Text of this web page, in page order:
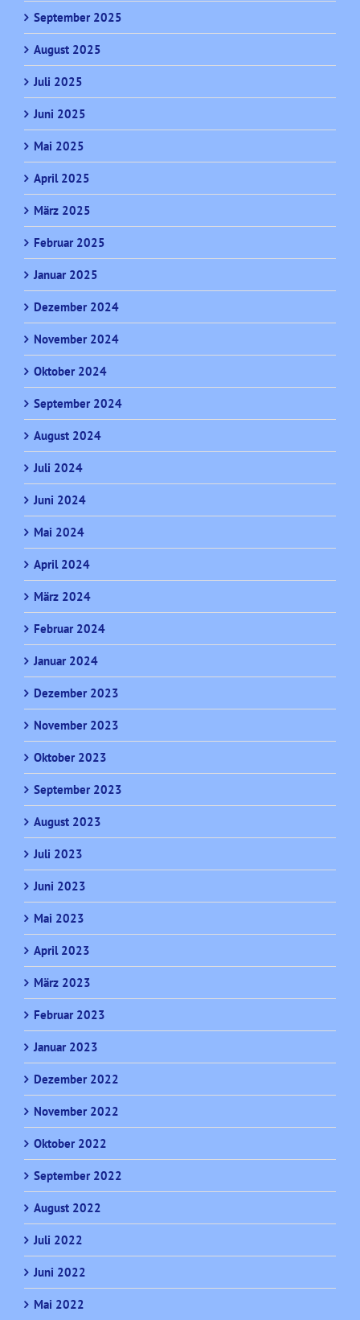
September 2025
August 2025
Juli 2025
Juni 2025
Mai 2025
April 2025
März 2025
Februar 2025
Januar 2025
Dezember 2024
November 2024
Oktober 2024
September 2024
August 2024
Juli 2024
Juni 2024
Mai 2024
April 2024
März 2024
Februar 2024
Januar 2024
Dezember 2023
November 2023
Oktober 2023
September 2023
August 2023
Juli 2023
Juni 2023
Mai 2023
April 2023
März 2023
Februar 2023
Januar 2023
Dezember 2022
November 2022
Oktober 2022
September 2022
August 2022
Juli 2022
Juni 2022
Mai 2022